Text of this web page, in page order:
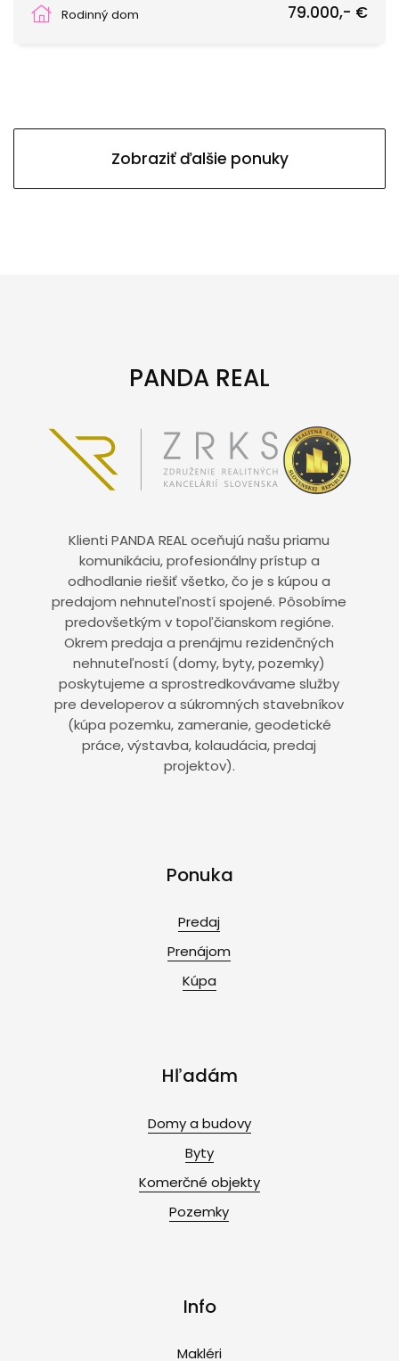
Rodinný dom
79.000,- €
Zobraziť ďalšie ponuky
PANDA REAL
Klienti PANDA REAL oceňujú našu priamu
komunikáciu, profesionálny prístup a
odhodlanie riešiť všetko, čo je s kúpou a
predajom nehnuteľností spojené. Pôsobíme
predovšetkým v topoľčianskom regióne.
Okrem predaja a prenájmu rezidenčných
nehnuteľností (domy, byty, pozemky)
poskytujeme a sprostredkovávame služby
pre developerov a súkromných stavebníkov
(kúpa pozemku, zameranie, geodetické
práce, výstavba, kolaudácia, predaj
projektov).
Ponuka
Predaj
Prenájom
Kúpa
Hľadám
Domy a budovy
Byty
Komerčné objekty
Pozemky
Info
Makléri